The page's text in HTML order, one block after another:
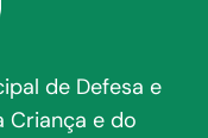
de Defesa e
Criança e do